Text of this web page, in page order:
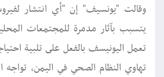
وقالت "يونسيف" إن "أي انتشار
يتسبب بآثار مدمرة للمجتمعات
تعمل اليونيسف بالفعل على تلبية
تهاوي النظام الصحي في اليمن،